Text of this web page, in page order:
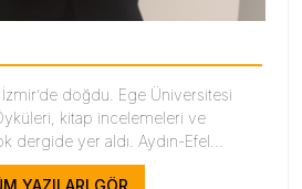
doğdu. Ege Üniversitesi
kitap incelemeleri ve
dergide yer aldı. Aydın-Efel...